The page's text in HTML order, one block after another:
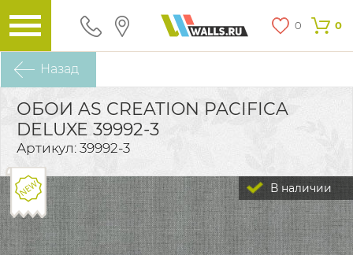
0 0
Назад
ОБОИ AS CREATION PACIFICA
DELUXE 39992-3
Артикул: 39992-3
В наличии